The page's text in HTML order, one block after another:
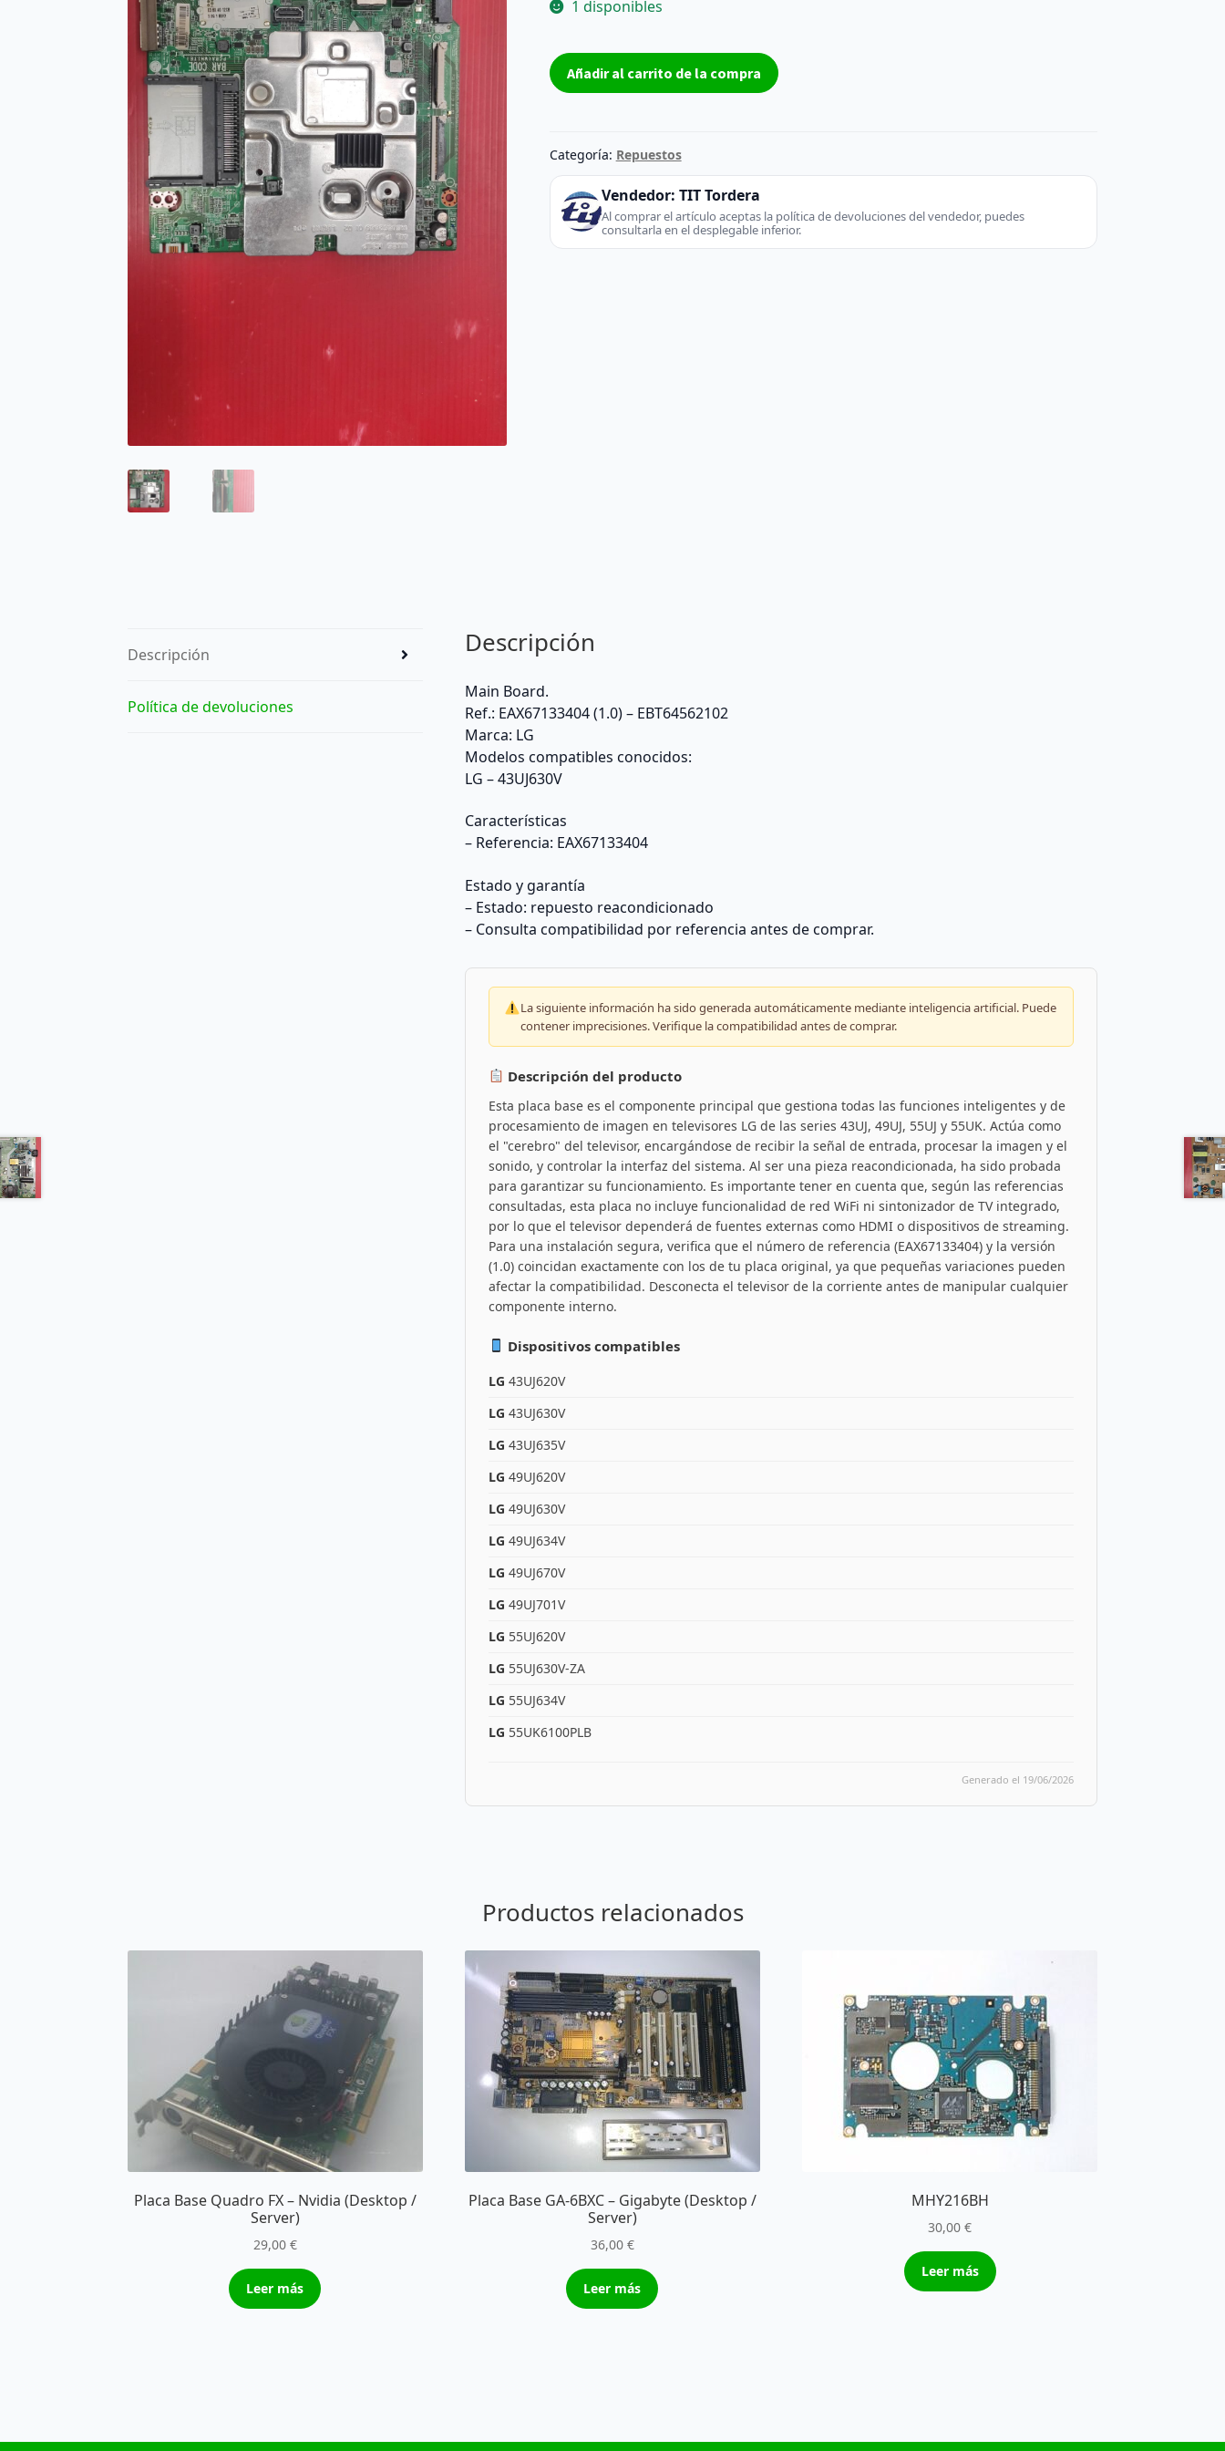
1 disponibles
Placa
base
LG
(TV
Monitor)
cantidad
Añadir al carrito de la compra
Categoría: Repuestos
Vendedor: TIT Tordera
Al comprar el artículo aceptas la política de devoluciones del vendedor, puedes
consultarla en el desplegable inferior.
Descripción
Política de devoluciones
Descripción
Main Board.
Ref.: EAX67133404 (1.0) – EBT64562102
Marca: LG
Modelos compatibles conocidos:
LG – 43UJ630V
Características
– Referencia: EAX67133404
Estado y garantía
– Estado: repuesto reacondicionado
– Consulta compatibilidad por referencia antes de comprar.
La siguiente información ha sido generada automáticamente mediante inteligencia artificial. Puede
contener imprecisiones. Verifique la compatibilidad antes de comprar.
Descripción del producto
Esta placa base es el componente principal que gestiona todas las funciones inteligentes y de
procesamiento de imagen en televisores LG de las series 43UJ, 49UJ, 55UJ y 55UK. Actúa como
el "cerebro" del televisor, encargándose de recibir la señal de entrada, procesar la imagen y el
sonido, y controlar la interfaz del sistema. Al ser una pieza reacondicionada, ha sido probada
para garantizar su funcionamiento. Es importante tener en cuenta que, según las referencias
consultadas, esta placa no incluye funcionalidad de red WiFi ni sintonizador de TV integrado,
por lo que el televisor dependerá de fuentes externas como HDMI o dispositivos de streaming.
Para una instalación segura, verifica que el número de referencia (EAX67133404) y la versión
(1.0) coincidan exactamente con los de tu placa original, ya que pequeñas variaciones pueden
afectar la compatibilidad. Desconecta el televisor de la corriente antes de manipular cualquier
componente interno.
Dispositivos compatibles
LG 43UJ620V
LG 43UJ630V
LG 43UJ635V
LG 49UJ620V
LG 49UJ630V
LG 49UJ634V
LG 49UJ670V
LG 49UJ701V
LG 55UJ620V
LG 55UJ630V-ZA
LG 55UJ634V
LG 55UK6100PLB
Generado el 19/06/2026
Productos relacionados
Placa Base Quadro FX – Nvidia (Desktop /
Server)
29,00 €
Leer más
Placa Base GA-6BXC – Gigabyte (Desktop /
Server)
36,00 €
Leer más
MHY216BH
30,00€
Leer más